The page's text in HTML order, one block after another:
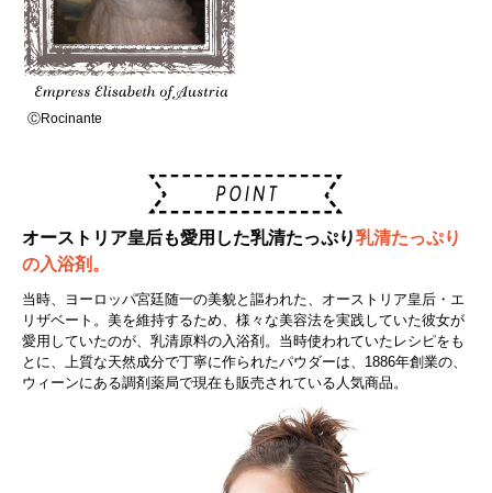
ⒸRocinante
オーストリア皇后も愛用した乳清たっぷり乳清たっぷり
の入浴剤。
当時、ヨーロッパ宮廷随一の美貌と謳われた、オーストリア皇后・エ
リザベート。美を維持するため、様々な美容法を実践していた彼女が
愛用していたのが、乳清原料の入浴剤。当時使われていたレシピをも
とに、上質な天然成分で丁寧に作られたパウダーは、1886年創業の、
ウィーンにある調剤薬局で現在も販売されている人気商品。